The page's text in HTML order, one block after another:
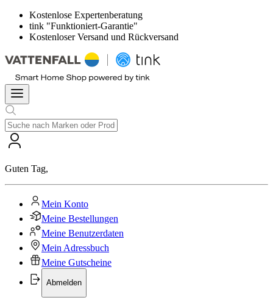
Kostenlose Expertenberatung
tink "Funktioniert-Garantie"
Kostenloser Versand und Rückversand
Guten Tag,
Mein Konto
Meine Bestellungen
Meine Benutzerdaten
Mein Adressbuch
Meine Gutscheine
Abmelden